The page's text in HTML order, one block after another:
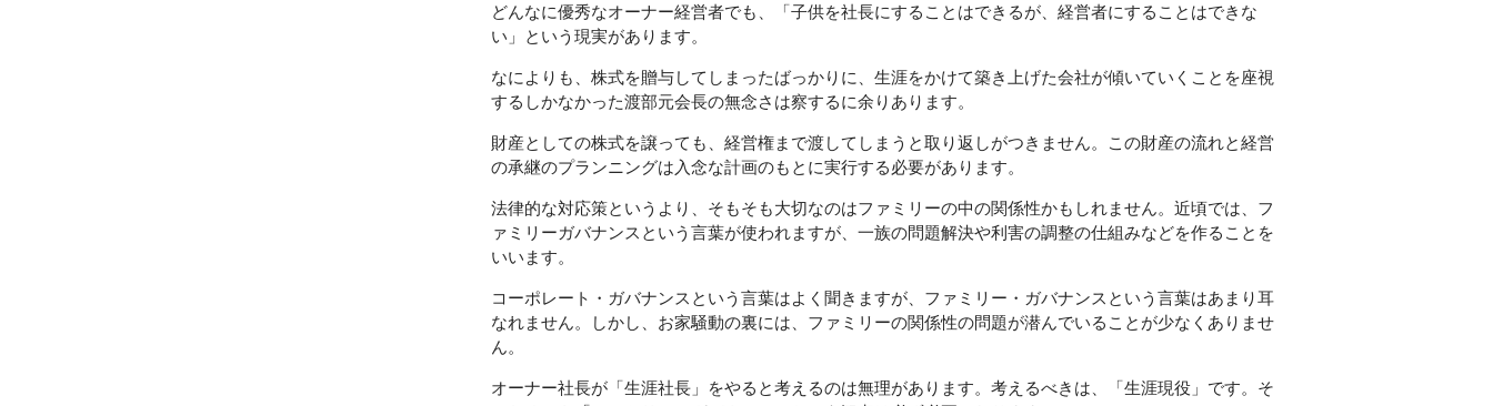
どんなに優秀なオーナー経営者でも、「子供を社長にすることはできるが、経営者にすることはできな
い」という現実があります。
なによりも、株式を贈与してしまったばっかりに、生涯をかけて築き上げた会社が傾いていくことを座視
するしかなかった渡部元会長の無念さは察するに余りあります。
財産としての株式を譲っても、経営権まで渡してしまうと取り返しがつきません。この財産の流れと経営
の承継のプランニングは入念な計画のもとに実行する必要があります。
法律的な対応策というより、そもそも大切なのはファミリーの中の関係性かもしれません。近頃では、フ
ァミリーガバナンスという言葉が使われますが、一族の問題解決や利害の調整の仕組みなどを作ることを
いいます。
コーポレート・ガバナンスという言葉はよく聞きますが、ファミリー・ガバナンスという言葉はあまり耳
なれません。しかし、お家騒動の裏には、ファミリーの関係性の問題が潜んでいることが少なくありませ
ん。
オーナー社長が「生涯社長」をやると考えるのは無理があります。考えるべきは、「生涯現役」です。そ